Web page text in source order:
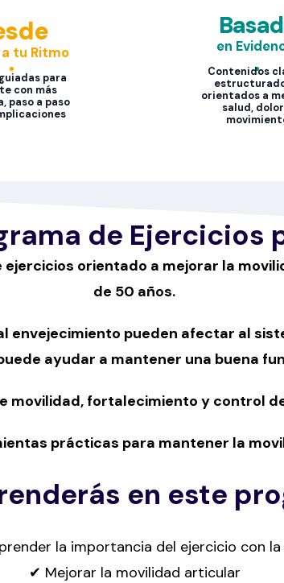
tu Ritmo
para
con más
paso a paso
en
Contenidos
orientados a
salud,
de Ejercicios
orientado a mejorar la
de 50 años.
envejecimiento pueden afectar al
ayudar a mantener una buena
movilidad, fortalecimiento y control
prácticas para mantener la
en este
la importancia del ejercicio con la
✔ Mejorar la movilidad articular